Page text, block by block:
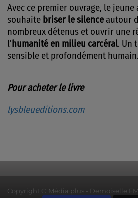
Avec ce premier ouvrage, le
souhaite briser le silence autour
nombreux détenus et ouvrir une
l’ humanité en milieu carcéral. Un
sensible et profondément humain.
Pour acheter le livre
lysbleueditions.com
Copyright © Média plus - Demoiselle FM